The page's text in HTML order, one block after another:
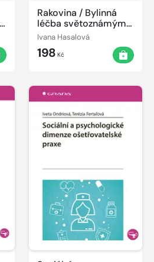
Rakovina / Bylinná
léčba světoznámými
léčiteli
Ivana Hasalová
198 Kč